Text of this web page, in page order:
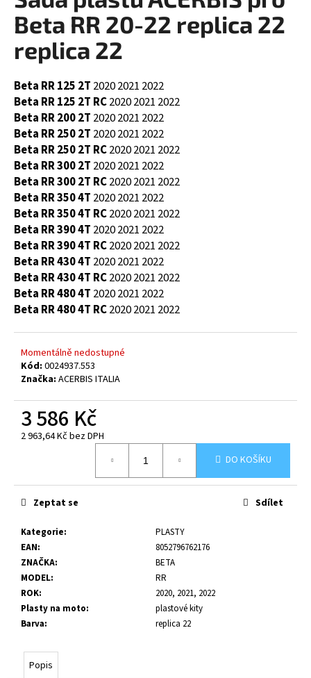
0,0
z
hvězdiček.
Beta RR 20-22 replica 22
replica 22
Beta RR 125 2T 20202021 2022
Beta RR 125 2T RC20202021 2022
Beta RR 200 2T 20202021 2022
Beta RR 250 2T 20202021 2022
Beta RR 250 2T RC20202021 2022
Beta RR 300 2T 20202021 2022
Beta RR 300 2T RC20202021 2022
Beta RR 350 4T 20202021 2022
Beta RR 350 4T RC20202021 2022
Beta RR 390 4T 20202021 2022
Beta RR 390 4T RC20202021 2022
Beta RR 430 4T 20202021 2022
Beta RR 430 4T RC20202021 2022
Beta RR 480 4T 20202021 2022
Beta RR 480 4T RC20202021 2022
Momentálně nedostupné
Kód: 0024937.553
Značka: ACERBIS ITALIA
3 586 Kč
2 963,64 Kč bez DPH
DO KOŠÍKU
Kategorie:
PLASTY
EAN:
8052796762176
ZNAČKA:
BETA
MODEL:
RR
ROK:
2020, 2021, 2022
Plasty na moto:
plastové kity
Barva: replica 22
Zeptat se Sdílet
Popis
a
j
í
?
HLEDAT
D
o
p
o
r
u
č
u
e
m